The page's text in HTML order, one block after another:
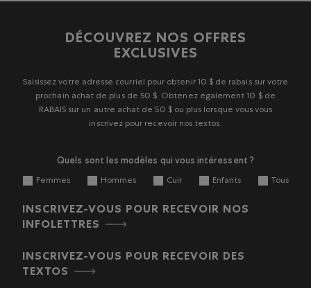
DÉCOUVREZ NOS OFFRES
EXCLUSIVES
Saisissez votre adresse courriel pour obtenir 10 $ de rabais sur votre
prochain achat de plus de 50 $. Obtenez également 10 $ de
RABAIS sur un autre achat de 50 $ ou plus lorsque vous vous
inscrivez pour recevoir nos textos.
Quels sont les modèles qui vous intéressent ?
Femmes Hommes Cuir Enfants Tous
INSCRIVEZ-VOUS POUR RECEVOIR NOS
INFOLETTRES
INSCRIVEZ-VOUS POUR RECEVOIR DES
TEXTOS